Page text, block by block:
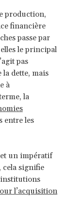
production,
financière
passe par
le principal
pas
la dette, mais
à
la
entre les
un impératif
cela signifie
institutions
l’acquisition